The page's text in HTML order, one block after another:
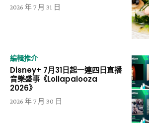
2026 年 7 月 31 日
編輯推介
Disney+ 7月31日起一連四日直播
音樂盛事《Lollapalooza
2026》
2026 年 7 月 30 日